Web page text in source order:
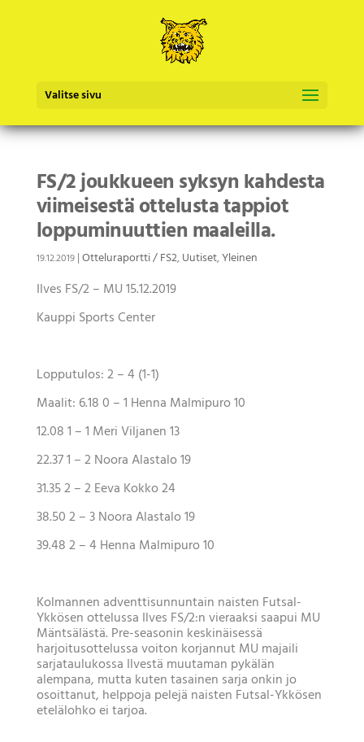
Valitse sivu
FS/2 joukkueen syksyn kahdesta
viimeisestä ottelusta tappiot
loppuminuuttien maaleilla.
19.12.2019|Otteluraportti / FS2,Uutiset,Yleinen
Ilves FS/2 – MU15.12.2019
Kauppi Sports Center
Lopputulos:2 – 4 (1-1)
Maalit: 6.180 – 1 Henna Malmipuro 10
12.081 – 1 Meri Viljanen 13
22.371 – 2 Noora Alastalo 19
31.352 – 2 Eeva Kokko 24
38.502 – 3 Noora Alastalo 19
39.482 – 4 Henna Malmipuro 10
Kolmannen adventtisunnuntain naisten Futsal-
Ykkösen ottelussa Ilves FS/2:n vieraaksi saapui MU
Mäntsälästä. Pre-seasonin keskinäisessä
harjoitusottelussa voiton korjannut MU majaili
sarjataulukossa Ilvestä muutaman pykälän
alempana, mutta kuten tasainen sarja onkin jo
osoittanut, helppoja pelejä naisten Futsal-Ykkösen
etelälohko ei tarjoa.